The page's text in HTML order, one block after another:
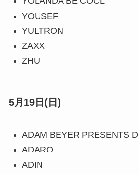
YOUSEF
YULTRON
ZAXX
ZHU
5月19日(日)
ADAM BEYER PRESENTS
ADARO
ADIN